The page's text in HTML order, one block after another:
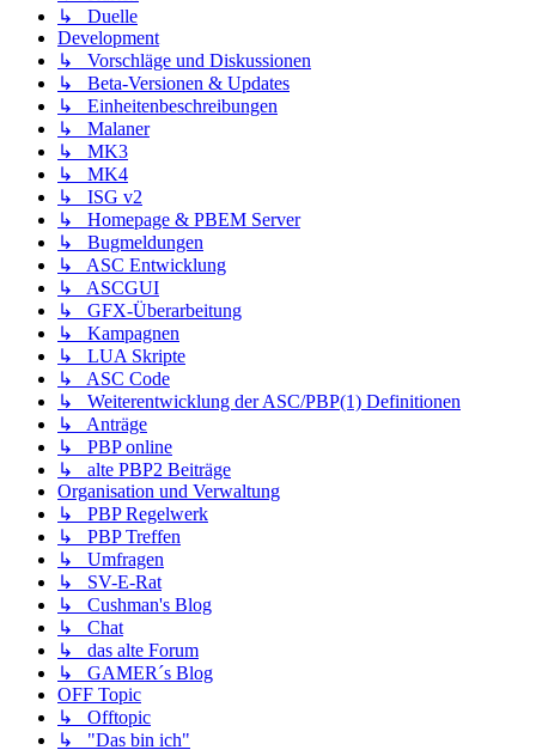
↳ Duelle
Development
↳ Vorschläge und Diskussionen
↳ Beta-Versionen & Updates
↳ Einheitenbeschreibungen
↳ Malaner
↳ MK3
↳ MK4
↳ ISG v2
↳ Homepage & PBEM Server
↳ Bugmeldungen
↳ ASC Entwicklung
↳ ASCGUI
↳ GFX-Überarbeitung
↳ Kampagnen
↳ LUA Skripte
↳ ASC Code
↳ Weiterentwicklung der ASC/PBP(1) Definitionen
↳ Anträge
↳ PBP online
↳ alte PBP2 Beiträge
Organisation und Verwaltung
↳ PBP Regelwerk
↳ PBP Treffen
↳ Umfragen
↳ SV-E-Rat
↳ Cushman's Blog
↳ Chat
↳ das alte Forum
↳ GAMER´s Blog
OFF Topic
↳ Offtopic
↳ "Das bin ich"